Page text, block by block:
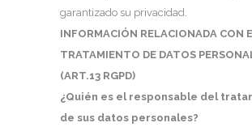
garantizado su privacidad.
INFORMACIÓN RELACIONADA CON
TRATAMIENTO DE DATOS
(ART.13 RGPD)
¿Quién es el responsable del
de sus datos personales?